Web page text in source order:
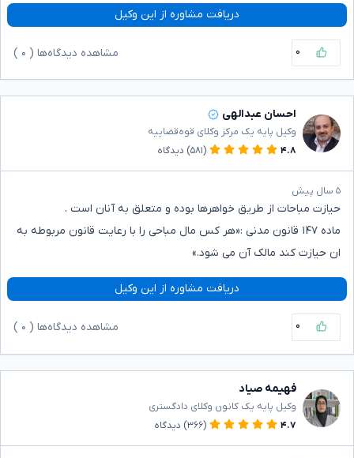
دریافت مشاوره از این وکیل
۰ مشاهده دیدگاه‌ها ( ۰
احسان عبدالهی
وکیل پایه یک مرکز وکلای قوه‌قضاییه
۴.۸
(۵۸۱) دیدگاه
۵ سال پیش
حیازت مباحات از طریق خواهرها بوده و متعلق به آنان است .
ماده ۱۴۷ قانون مدنی :«هر کس مال مباحی را با رعایت قانون مربوطه به
ان حیازت کند مالک آن می شود.»
دریافت مشاوره از این وکیل
۰ مشاهده دیدگاه‌ها ( ۰
فهیمه صیاد
وکیل پایه یک کانون وکلای دادگستری
۴.۷
(۳۶۶) دیدگاه